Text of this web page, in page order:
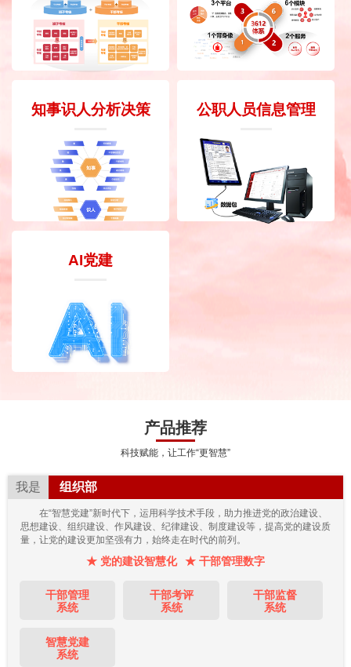
知事识人分析决策 公职人员信息管理
AI党建
产品推荐
科技赋能，让工作“更智慧”
我是 组织部
在“智慧党建”新时代下，运用科学技术手段，助力推进党的政治建设、
思想建设、组织建设、作风建设、纪律建设、制度建设等，提高党的建设质
量，让党的建设更加坚强有力，始终走在时代的前列。
★ 党的建设智慧化 ★ 干部管理数字
干部管理
系统
干部考评
系统
干部监督
系统
智慧党建
系统